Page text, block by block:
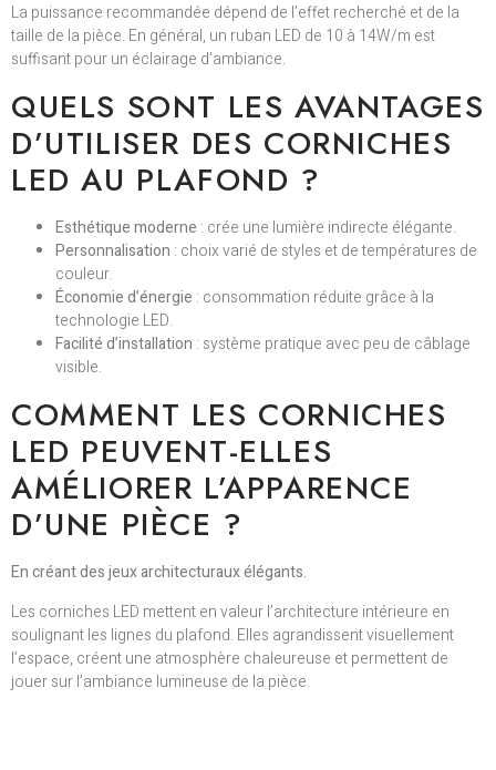
La puissance recommandée dépend de l’effet recherché et de la
taille de la pièce. En général, un ruban LED de 10 à 14W/m est
suffisant pour un éclairage d’ambiance.
QUELS SONT LES AVANTAGES
D’UTILISER DES CORNICHES
LED AU PLAFOND ?
Esthétique moderne : crée une lumière indirecte élégante.
Personnalisation : choix varié de styles et de températures de
couleur.
Économie d’énergie : consommation réduite grâce à la
technologie LED.
Facilité d’installation : système pratique avec peu de câblage
visible.
COMMENT LES CORNICHES
LED PEUVENT-ELLES
AMÉLIORER L’APPARENCE
D’UNE PIÈCE ?
En créant des jeux architecturaux élégants.
Les corniches LED mettent en valeur l’architecture intérieure en
soulignant les lignes du plafond. Elles agrandissent visuellement
l’espace, créent une atmosphère chaleureuse et permettent de
jouer sur l’ambiance lumineuse de la pièce.